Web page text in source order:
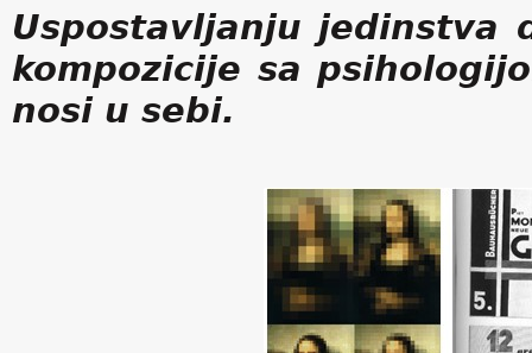
Uspostavljanju jedinstva
kompozicije sa
nosi u sebi.